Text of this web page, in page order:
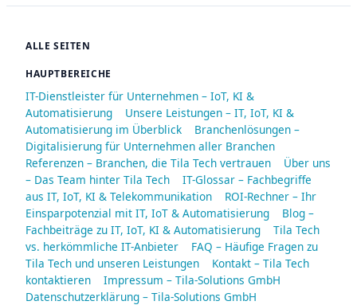
ALLE SEITEN
HAUPTBEREICHE
IT-Dienstleister für Unternehmen – IoT, KI &
Automatisierung
Unsere Leistungen – IT, IoT, KI &
Automatisierung im Überblick
Branchenlösungen –
Digitalisierung für Unternehmen aller Branchen
Referenzen – Branchen, die Tila Tech vertrauen
Über uns
– Das Team hinter Tila Tech
IT-Glossar – Fachbegriffe
aus IT, IoT, KI & Telekommunikation
ROI-Rechner – Ihr
Einsparpotenzial mit IT, IoT & Automatisierung
Blog –
Fachbeiträge zu IT, IoT, KI & Automatisierung
Tila Tech
vs. herkömmliche IT-Anbieter
FAQ – Häufige Fragen zu
Tila Tech und unseren Leistungen
Kontakt – Tila Tech
kontaktieren
Impressum – Tila-Solutions GmbH
Datenschutzerklärung – Tila-Solutions GmbH